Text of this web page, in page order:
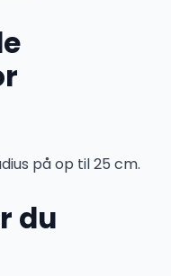
på op til 25 cm.
du